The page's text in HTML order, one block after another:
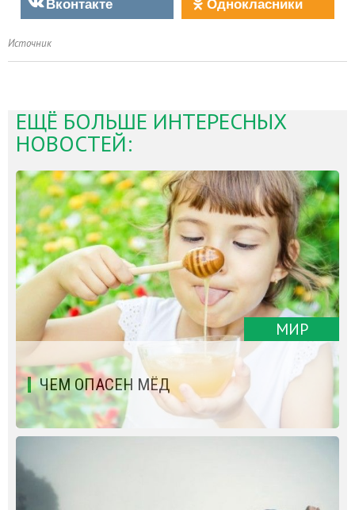
Источник
ЕЩЁ БОЛЬШЕ ИНТЕРЕСНЫХ
НОВОСТЕЙ:
МИР
ЧЕМ ОПАСЕН МЁД